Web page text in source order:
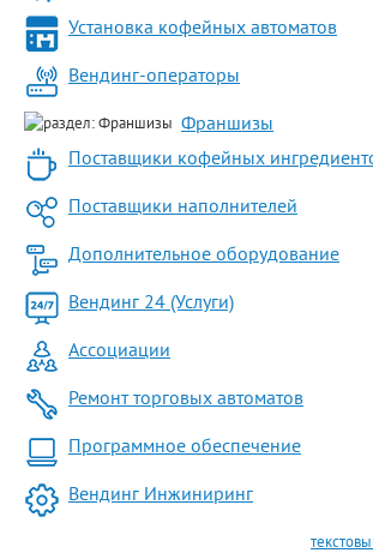
Установка кофейных автоматов
Вендинг-операторы
Франшизы
Поставщики кофейных
Поставщики наполнителей
Дополнительное оборудование
Вендинг 24 (Услуги)
Ассоциации
Ремонт торговых автоматов
Программное обеспечение
Вендинг Инжиниринг